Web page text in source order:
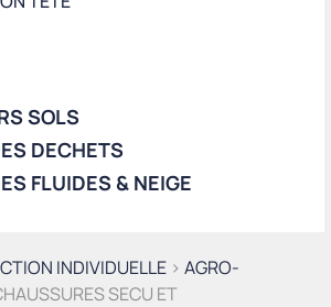
INDIVIDUELLE > AGRO-
SECU ET
SOLS
DECHETS
FLUIDES & NEIGE